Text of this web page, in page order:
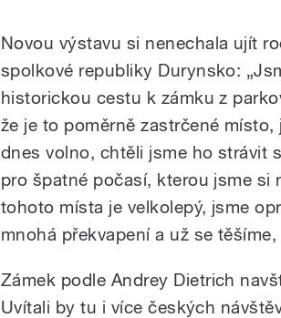
Novou výstavu si nenechala ujít
spolkové republiky Durynsko:
historickou cestu k zámku z
že je to poměrně zastrčené
dnes volno, chtěli jsme ho strávit
pro špatné počasí, kterou jsme si
tohoto místa je velkolepý, jsme
mnohá překvapení a už se
Zámek podle Andrey Dietrich
Uvítali by tu i více českých